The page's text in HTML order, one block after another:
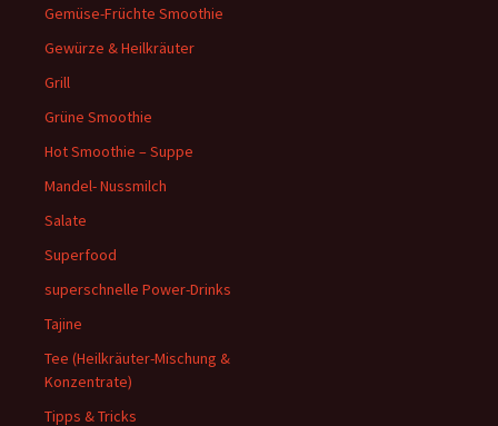
Gemüse-Früchte Smoothie
Gewürze & Heilkräuter
Grill
Grüne Smoothie
Hot Smoothie – Suppe
Mandel- Nussmilch
Salate
Superfood
superschnelle Power-Drinks
Tajine
Tee (Heilkräuter-Mischung &
Konzentrate)
Tipps & Tricks